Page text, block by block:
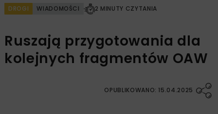
DROGI WIADOMOŚCI 2 MINUTY CZYTANIA
Ruszają przygotowania dla
kolejnych fragmentów OAW
OPUBLIKOWANO: 15.04.2025